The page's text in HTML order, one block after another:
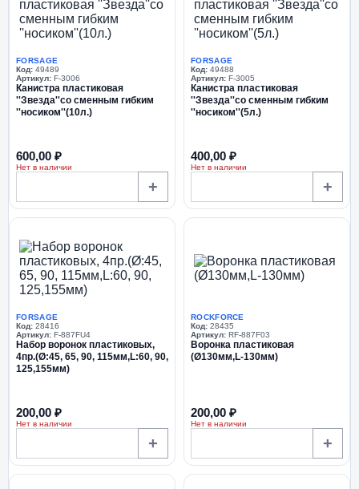
FORSAGE
Код: 49489
Артикул: F-3006
Канистра пластиковая
''Звезда''со сменным гибким
''носиком''(10л.)
600,00 ₽
Нет в наличии
+
FORSAGE
Код: 49488
Артикул: F-3005
Канистра пластиковая
''Звезда''со сменным гибким
''носиком''(5л.)
400,00 ₽
Нет в наличии
+
FORSAGE
Код: 28416
Артикул: F-887FU4
Набор воронок пластиковых,
4пр.(Ø:45, 65, 90, 115мм,L:60, 90,
125,155мм)
200,00 ₽
Нет в наличии
+
ROCKFORCE
Код: 28435
Артикул: RF-887F03
Воронка пластиковая
(Ø130мм,L-130мм)
200,00 ₽
Нет в наличии
+